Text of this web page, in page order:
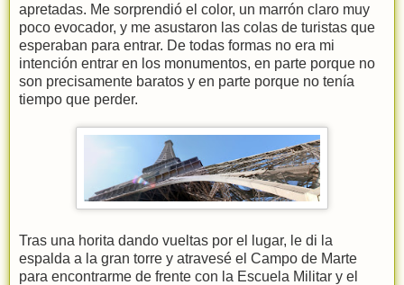
apretadas. Me sorprendió el color, un marrón claro muy
poco evocador, y me asustaron las colas de turistas que
esperaban para entrar. De todas formas no era mi
intención entrar en los monumentos, en parte porque no
son precisamente baratos y en parte porque no tenía
tiempo que perder.
Tras una horita dando vueltas por el lugar, le di la
espalda a la gran torre y atravesé el Campo de Marte
para encontrarme de frente con la Escuela Militar y el